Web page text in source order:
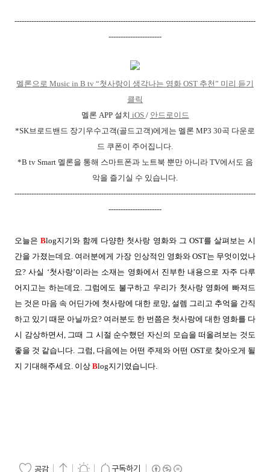
----------------------------------------------------------------------------------------------------
----------------------
멜론으로 Music in B tv “첫사랑이 생각나는 영화 OST 추천” 미리 듣기
클릭
멜론 APP 설치 iOS / 안드로이드
*SK브로드밴드 장기우수고객(골드고객)에게는 멜론 MP3 30곡 다운로
드 쿠폰이 주어집니다
*B tv Smart 멜론을 통해 스마트폰과 노트북 뿐만 아니라TV에서도 음
악을 즐기실 수 있습니다
----------------------------------------------------------------------------------------------------
----------------------
오늘은Blog지기와 함께 다양한 첫사랑 영화와 그 OST를 살펴보는 시
간을 가졌는데요 여러분에게 가장 인상적인 영화와 OST는 무엇이었나
요?사실 ‘첫사랑’이라는 소재는 영화에서 진부한 내용으로 자주 다루
어지고는 하는데요
그럼에도 불구하고 우리가 첫사랑 영화에 빠져드
는 것은 마음 속 어딘가에 첫사랑에 대한 로망 설렘 그리고 추억을 간직
하고 있기 때문 아닐까요? 여러분도 한 번쯤은 첫사랑에 대한 영화를 다
시 감상하면서
그때 그 시절 순수했던 자신의 모습을 떠올려보는 것도
좋을 것 같습니다 그럼 다음에는 어떤 주제와 어떤 OST로 찾아오게 될
지 기대해주세요 이상 Blog지기였습니다
공감 구독하기